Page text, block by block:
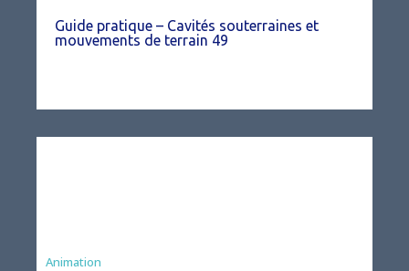
Guide pratique – Cavités souterraines et
mouvements de terrain 49
Animation